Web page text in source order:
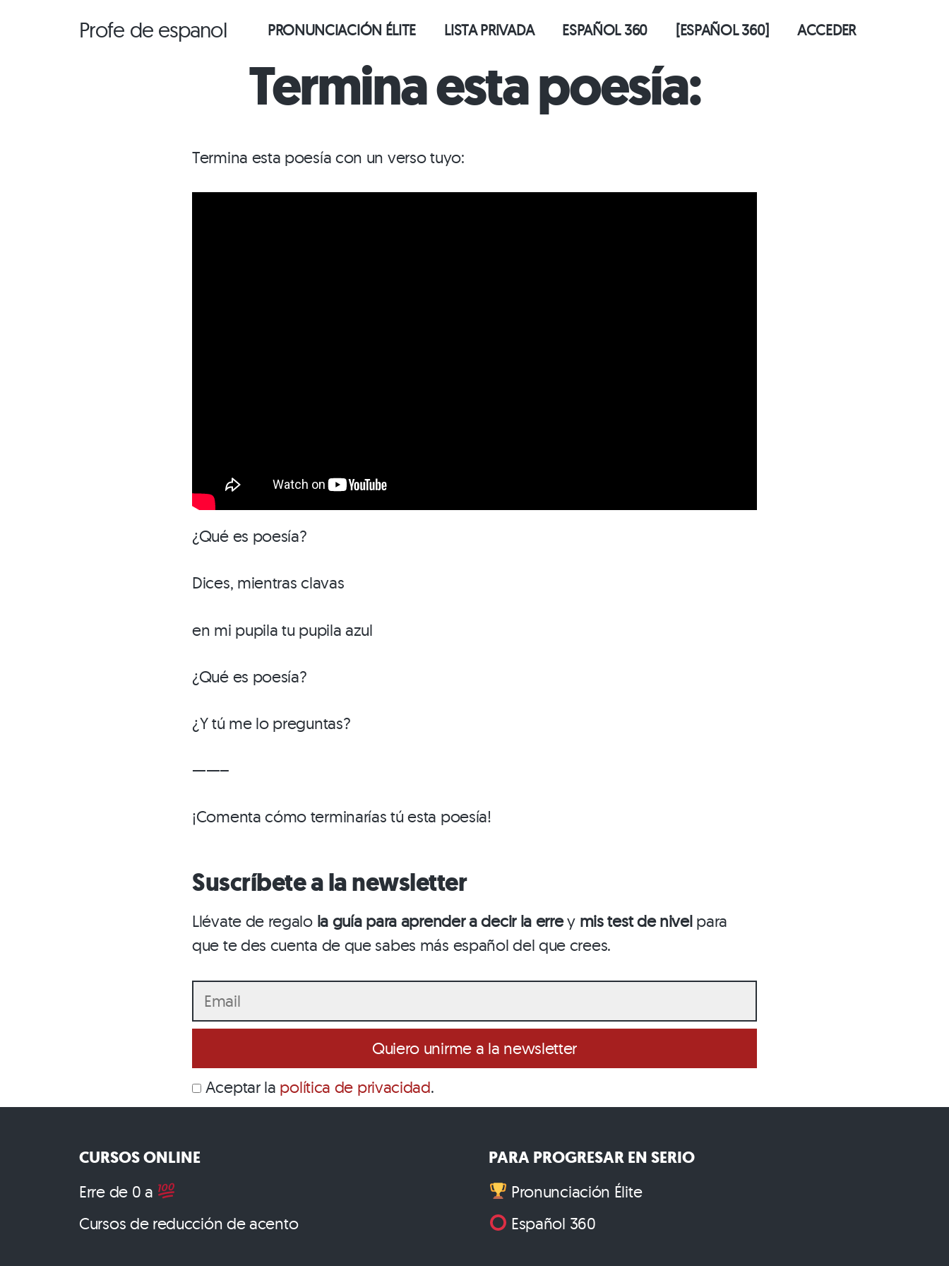
Profe de espanol PRONUNCIACIÓN ÉLITE LISTA PRIVADA ESPAÑOL 360 [ESPAÑOL 360] ACCEDER
Termina esta poesía:
Termina esta poesía con un verso tuyo:
¿Qué es poesía?
Dices, mientras clavas
en mi pupila tu pupila azul
¿Qué es poesía?
¿Y tú me lo preguntas?
——–
¡Comenta cómo terminarías tú esta poesía!
Suscríbete a la newsletter
Llévate de regalo la guía para aprender a decir la errey mis test de nivelpara
que te des cuenta de que sabes más español del que crees.
Aceptar la política de privacidad.
CURSOS ONLINE
Erre de 0 a
Cursos de reducción de acento
PARA PROGRESAR EN SERIO
Pronunciación Élite
Español 360